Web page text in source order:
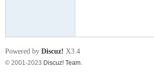
Powered by Discuz! X3.4
© 2001-2023 Discuz! Team.